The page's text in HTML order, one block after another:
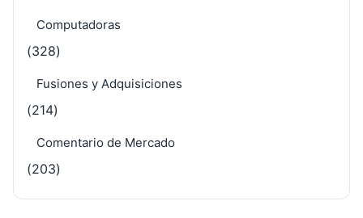
Computadoras
(328)
Fusiones y Adquisiciones
(214)
Comentario de Mercado
(203)